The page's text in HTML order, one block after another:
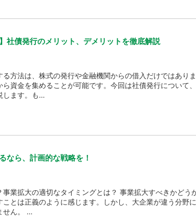
社債発行のメリット、デメリットを徹底解説
方法は、株式の発行や金融機関からの借入だけではあり
ら資金を集めることが可能です。今回は社債発行について
します。も…
なら、計画的な戦略を！
事業拡大の適切なタイミングとは？ 事業拡大すべきかどう
ことは正義のように感じます。しかし、大企業が違う分野
せん。 …